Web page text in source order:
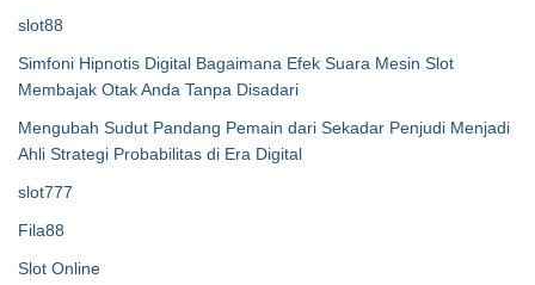
slot88
Simfoni Hipnotis Digital Bagaimana Efek Suara Mesin Slot
Membajak Otak Anda Tanpa Disadari
Mengubah Sudut Pandang Pemain dari Sekadar Penjudi Menjadi
Ahli Strategi Probabilitas di Era Digital
slot777
Fila88
Slot Online